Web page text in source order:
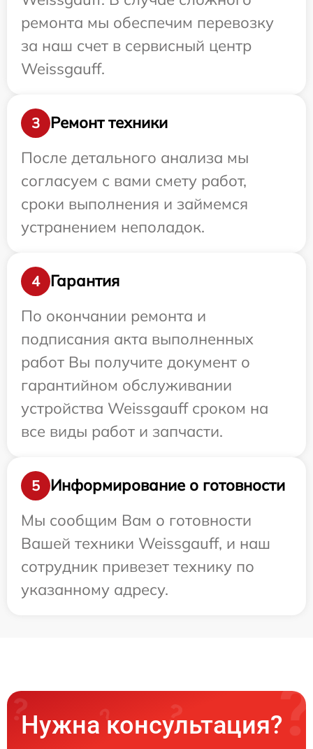
ремонта мы обеспечим перевозку
за наш счет в сервисный центр
Weissgauff.
3
Ремонт техники
После детального анализа мы
согласуем с вами смету работ,
сроки выполнения и займемся
устранением неполадок.
4
Гарантия
По окончании ремонта и
подписания акта выполненных
работ Вы получите документ о
гарантийном обслуживании
устройства Weissgauff сроком на
все виды работ и запчасти.
5
Информирование о готовности
Мы сообщим Вам о готовности
Вашей техники Weissgauff, и наш
сотрудник привезет технику по
указанному адресу.
Нужна консультация?